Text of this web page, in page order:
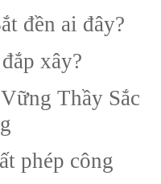
đền ai đây?
xây?
Thầy Sắc
phép công